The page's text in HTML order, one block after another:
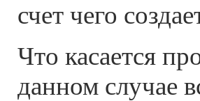
счет чего
Что касается
данном случае